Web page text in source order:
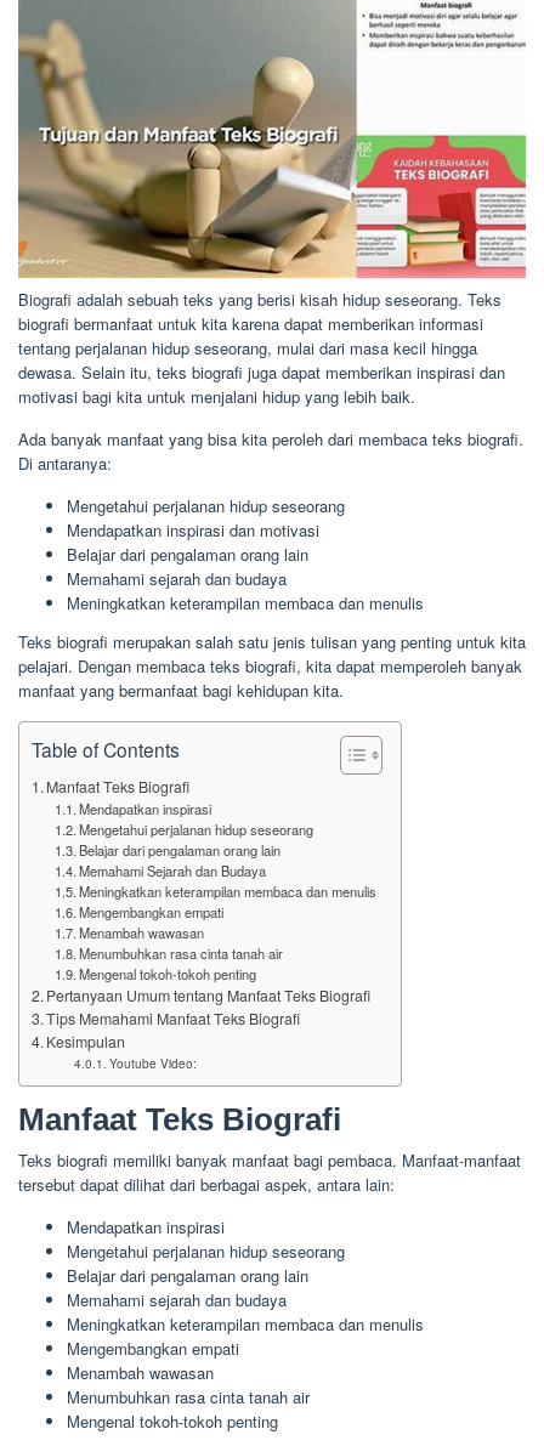
Biografi adalah sebuah teks yang berisi kisah hidup seseorang. Teks
biografi bermanfaat untuk kita karena dapat memberikan informasi
tentang perjalanan hidup seseorang, mulai dari masa kecil hingga
dewasa. Selain itu, teks biografi juga dapat memberikan inspirasi dan
motivasi bagi kita untuk menjalani hidup yang lebih baik.
Ada banyak manfaat yang bisa kita peroleh dari membaca teks biografi.
Di antaranya:
Mengetahui perjalanan hidup seseorang
Mendapatkan inspirasi dan motivasi
Belajar dari pengalaman orang lain
Memahami sejarah dan budaya
Meningkatkan keterampilan membaca dan menulis
Teks biografi merupakan salah satu jenis tulisan yang penting untuk kita
pelajari. Dengan membaca teks biografi, kita dapat memperoleh banyak
manfaat yang bermanfaat bagi kehidupan kita.
Table of Contents
Manfaat Teks Biografi
Mendapatkan inspirasi
Mengetahui perjalanan hidup seseorang
Belajar dari pengalaman orang lain
Memahami Sejarah dan Budaya
Meningkatkan keterampilan membaca dan menulis
Mengembangkan empati
Menambah wawasan
Menumbuhkan rasa cinta tanah air
Mengenal tokoh-tokoh penting
Pertanyaan Umum tentang Manfaat Teks Biografi
Tips Memahami Manfaat Teks Biografi
Kesimpulan
Youtube Video:
Manfaat Teks Biografi
Teks biografi memiliki banyak manfaat bagi pembaca. Manfaat-manfaat
tersebut dapat dilihat dari berbagai aspek, antara lain:
Mendapatkan inspirasi
Mengetahui perjalanan hidup seseorang
Belajar dari pengalaman orang lain
Memahami sejarah dan budaya
Meningkatkan keterampilan membaca dan menulis
Mengembangkan empati
Menambah wawasan
Menumbuhkan rasa cinta tanah air
Mengenal tokoh-tokoh penting